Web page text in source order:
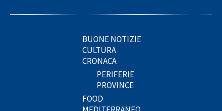
BUONE NOTIZIE
CULTURA
CRONACA
PERIFERIE
PROVINCE
FOOD